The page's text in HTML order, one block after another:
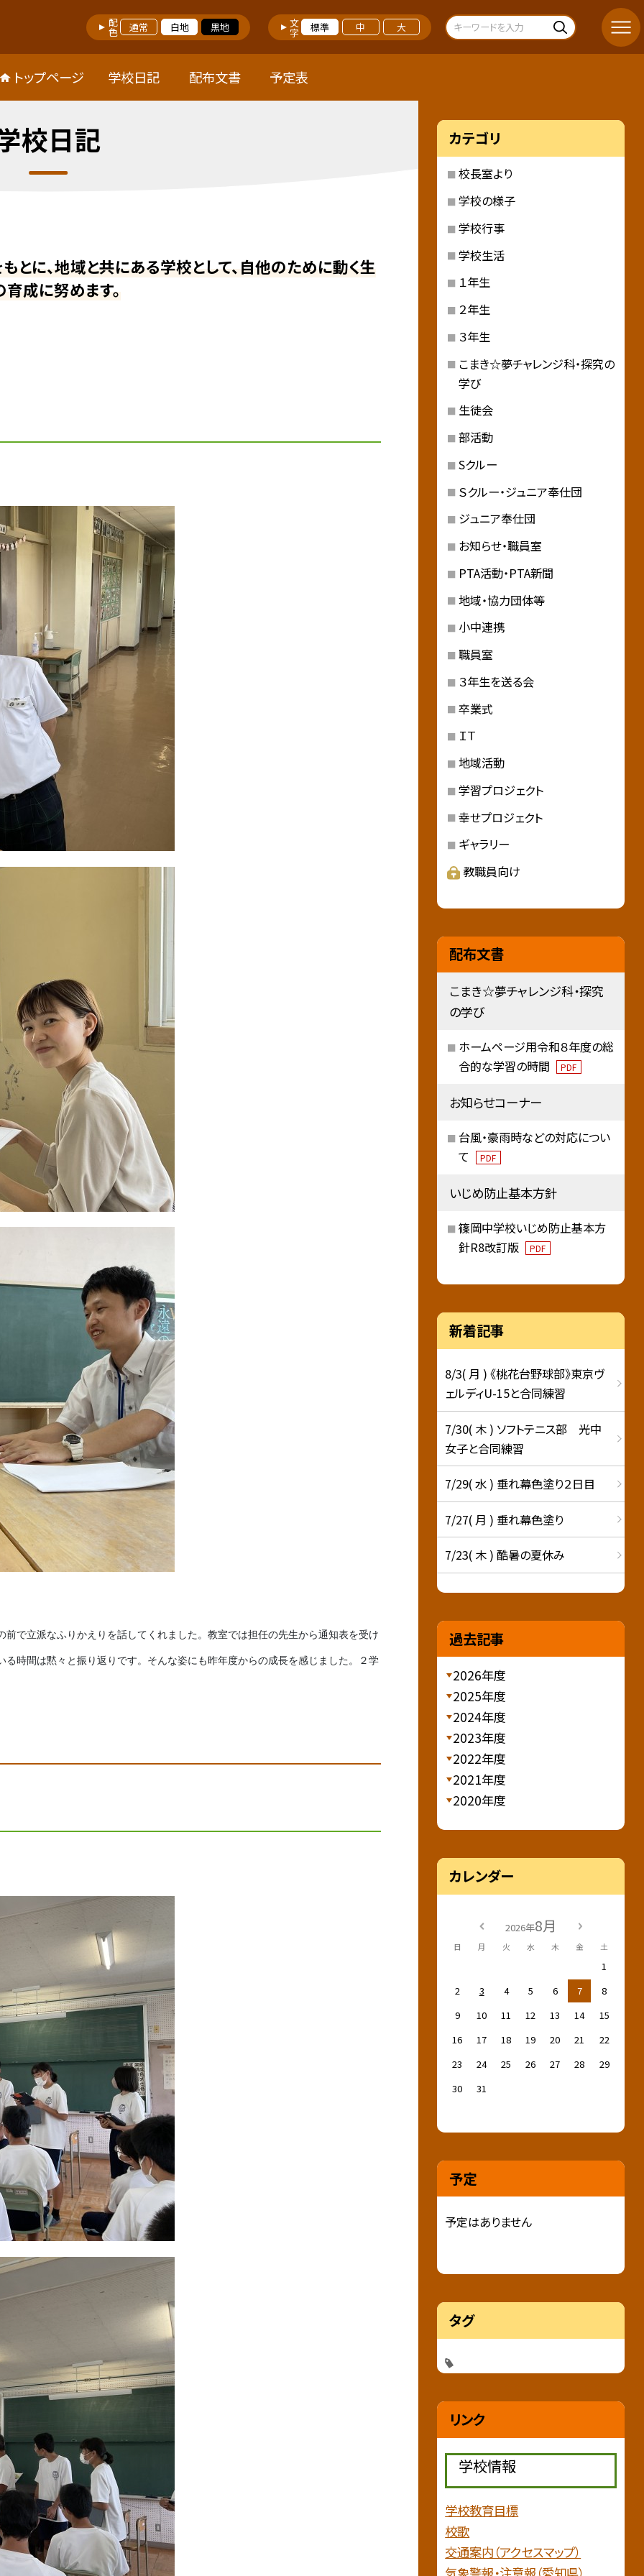
配色 通常 白地 黒地 文字 標準 中 大
トップページ 学校日記 配布文書 予定表
校日記
に、地域と共にある学校として、自他のために動く生
成に努めます。
で立派なふりかえりを話してくれました。教室では担任の先生から通知表を受け
時間は黙々と振り返りです。そんな姿にも昨年度からの成長を感じました。２学
カテゴリ
校長室より
学校の様子
学校行事
学校生活
１年生
２年生
３年生
こまき☆夢チャレンジ科・探究の
学び
生徒会
部活動
Sクルー
Ｓクルー・ジュニア奉仕団
ジュニア奉仕団
お知らせ・職員室
PTA活動・PTA新聞
地域・協力団体等
小中連携
職員室
３年生を送る会
卒業式
ＩＴ
地域活動
学習プロジェクト
幸せプロジェクト
ギャラリー
教職員向け
配布文書
こまき☆夢チャレンジ科・探究
の学び
ホームページ用令和８年度の総
合的な学習の時間
PDF
お知らせコーナー
台風・豪雨時などの対応につい
て
PDF
いじめ防止基本方針
篠岡中学校いじめ防止基本方
針R8改訂版
PDF
新着記事
8/3( 月 ) 《桃花台野球部》東京ヴ
ェルディU-15と合同練習
7/30( 木 ) ソフトテニス部 光中
女子と合同練習
7/29( 水 ) 垂れ幕色塗り２日目
7/27( 月 ) 垂れ幕色塗り
7/23( 木 ) 酷暑の夏休み
過去記事
2026年度
2025年度
2024年度
2023年度
2022年度
2021年度
2020年度
カレンダー
2026年8月
日 月 火 水 木 金 土
1
2
3 4 5 6 7
8
9
10 11 12 13 14
15
16
17 18 19 20 21
22
23
24 25 26 27 28
29
30
31
予定
予定はありません
タグ
リンク
学校情報
学校教育目標
校歌
交通案内（アクセスマップ）